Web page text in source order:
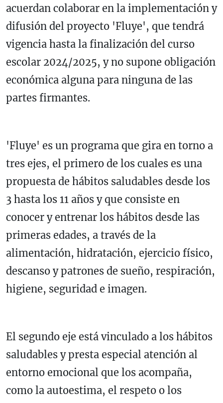
acuerdan colaborar en la implementación y
difusión del proyecto 'Fluye', que tendrá
vigencia hasta la finalización del curso
escolar 2024/2025, y no supone obligación
económica alguna para ninguna de las
partes firmantes.
'Fluye' es un programa que gira en torno a
tres ejes, el primero de los cuales es una
propuesta de hábitos saludables desde los
3 hasta los 11 años y que consiste en
conocer y entrenar los hábitos desde las
primeras edades, a través de la
alimentación, hidratación, ejercicio físico,
descanso y patrones de sueño, respiración,
higiene, seguridad e imagen.
El segundo eje está vinculado a los hábitos
saludables y presta especial atención al
entorno emocional que los acompaña,
como la autoestima, el respeto o los